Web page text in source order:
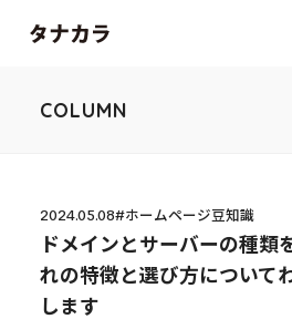
COLUMN
2024.05.08#ホームページ豆知識
ドメインとサーバーの種類
れの特徴と選び方について
します